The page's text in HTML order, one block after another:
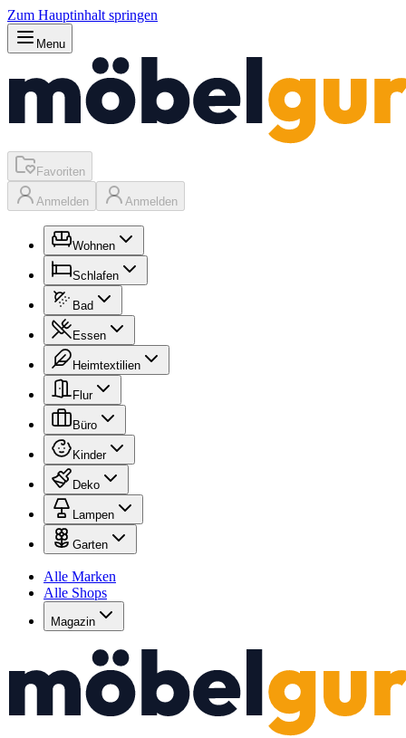
Zum Hauptinhalt springen
Menu
Favoriten
Anmelden Anmelden
Wohnen
Schlafen
Bad
Essen
Heimtextilien
Flur
Büro
Kinder
Deko
Lampen
Garten
Alle Marken
Alle Shops
Magazin